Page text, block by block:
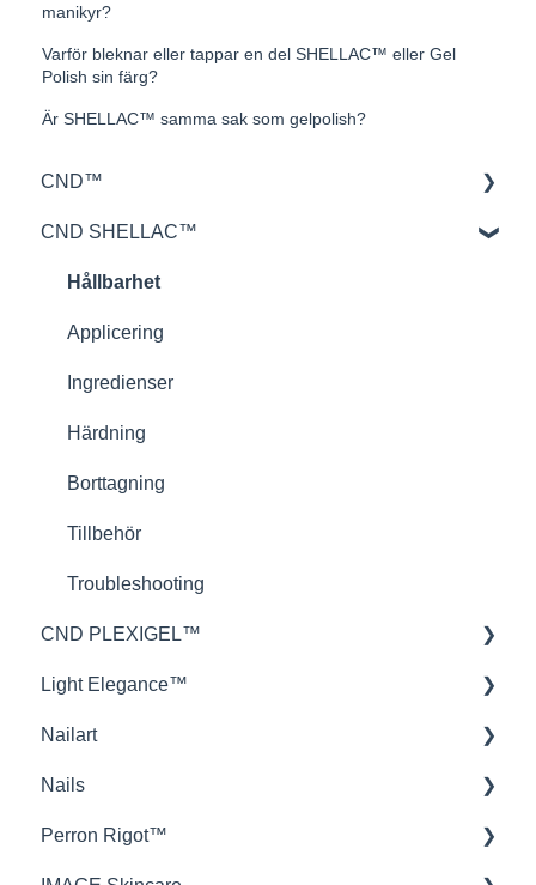
manikyr?
Varför bleknar eller tappar en del SHELLAC™ eller Gel
Polish sin färg?
Är SHELLAC™ samma sak som gelpolish?
CND™
Retention™
CND™ Brisa
Nailcare
Teori
CND SHELLAC™
Hållbarhet
Applicering
Ingredienser
Härdning
Borttagning
Tillbehör
Troubleshooting
CND PLEXIGEL™
Applikation
Produktinformation
Troubleshooting
Light Elegance™
Gels
Tekniker
P+ Soak Off Gel Polish
Nailart
Stamping
Steg för steg
Nails
Filar
Perron Rigot™